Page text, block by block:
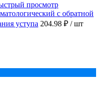
просмотр
с обратной
уступа 204.98 ₽ / шт